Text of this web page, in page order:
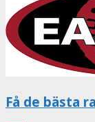
Få de bästa